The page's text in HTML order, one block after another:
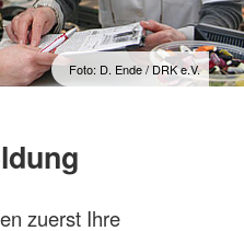
Foto: D. Ende / DRK e.V.
zuerst Ihre